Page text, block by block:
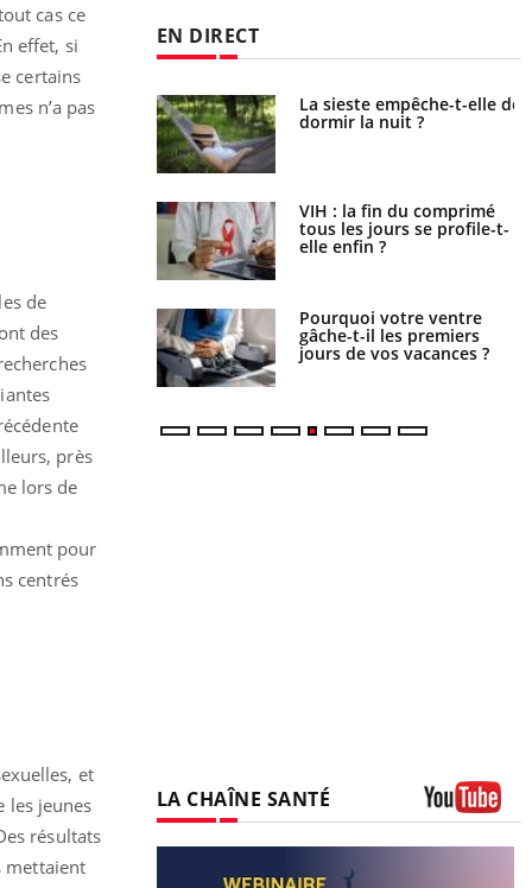
cas ce
effet, si
certains
n’a pas
de
des
près
lors de
pour
centrés
et
les jeunes
résultats
mettaient
EN DIRECT
empêche-t-elle de
nuit ?
votre ventre
les premiers
vacances ?
Fortes chaleurs : pourquoi
le risque de noyade
Le Viagra pourrait-il freiner
la propagation du cancer ?
Pourquoi manger moins de
protéines pourrait
finalement être bénéfique
LA CHAÎNE SANTÉ